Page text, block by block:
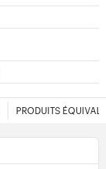
PRODUITS